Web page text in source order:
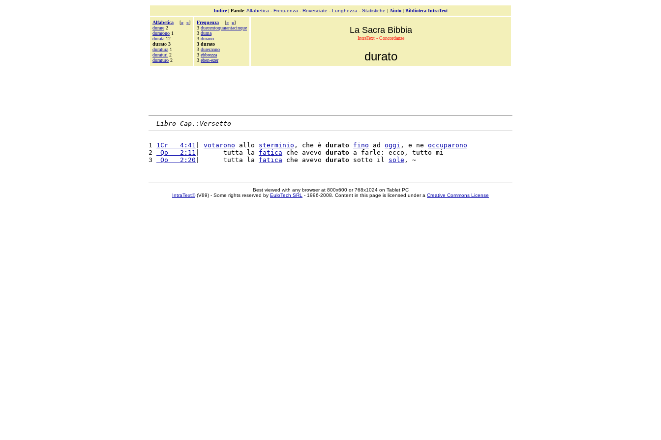
Indice| Parole: Alfabetica - Frequenza - Rovesciate - Lunghezza - Statistiche | Aiuto | Biblioteca IntraText
Alfabetica [« »]
durare 2
durarono 1
durata 12
durato 3
duratura 1
duraturi 2
duraturo 2
Frequenza [« »]
3 duecentoquarantacinque
3 duma
3 durano
3 durato
3 dureranno
3 ebbrezza
3 eben-ezer
La Sacra Bibbia
IntraText - Concordanze
durato
Libro Cap.:Versetto
1 1Cr   4:41 votarono allo sterminio , che è durato fino ad oggi , e ne occuparono
2
Qo   2:11 |      tutta la fatica che avevo durato a farle: ecco, tutto mi
3
Qo   2:20 |      tutta la fatica che avevo durato sotto il sole
Best viewed with any browser at 800x600 or 768x1024 on Tablet PC
IntraText®(V89) - Some rights reserved by EuloTech SRL - 1996-2008. Content in this page is licensed under a Creative Commons License